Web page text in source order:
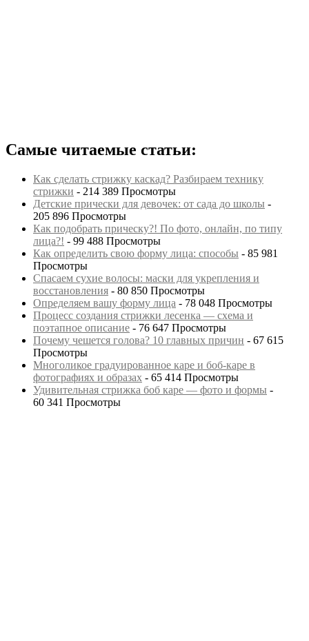
Самые читаемые статьи:
Как сделать стрижку каскад? Разбираем технику
стрижки - 214 389 Просмотры
Детские прически для девочек: от сада до школы -
205 896 Просмотры
Как подобрать прическу?! По фото, онлайн, по типу
лица?! - 99 488 Просмотры
Как определить свою форму лица: способы - 85 981
Просмотры
Спасаем сухие волосы: маски для укрепления и
восстановления - 80 850 Просмотры
Определяем вашу форму лица - 78 048 Просмотры
Процесс создания стрижки лесенка — схема и
поэтапное описание - 76 647 Просмотры
Почему чешется голова? 10 главных причин - 67 615
Просмотры
Многоликое градуированное каре и боб-каре в
фотографиях и образах - 65 414 Просмотры
Удивительная стрижка боб каре — фото и формы -
60 341 Просмотры